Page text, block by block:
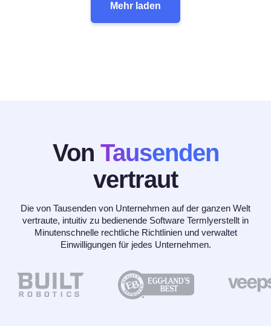
Mehr laden
Von Tausenden
vertraut
Die von Tausenden von Unternehmen auf der ganzen Welt
vertraute, intuitiv zu bedienende Software Termlyerstellt in
Minutenschnelle rechtliche Richtlinien und verwaltet
Einwilligungen für jedes Unternehmen.